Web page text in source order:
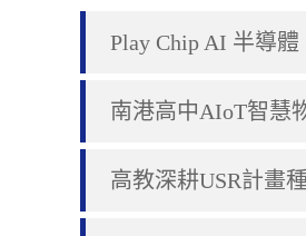
Play Chip AI 半導體
南港高中AIoT智慧
高教深耕USR計畫